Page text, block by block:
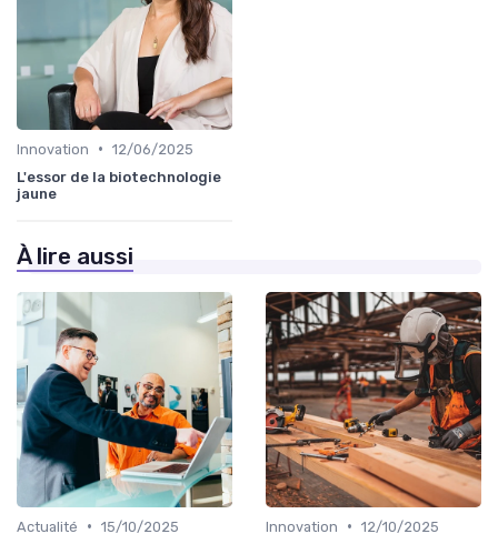
Innovation • 12/06/2025
L'essor de la biotechnologie
jaune
À lire aussi
Actualité • 15/10/2025
Innovation • 12/10/2025